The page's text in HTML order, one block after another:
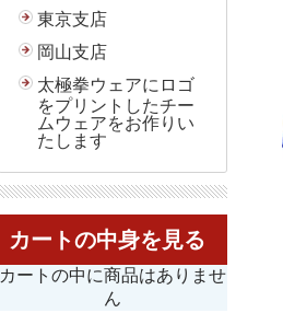
東京支店
岡山支店
太極拳ウェアにロゴ
をプリントしたチー
ムウェアをお作りい
たします
カートの中身を見る
カートの中に商品はありませ
ん